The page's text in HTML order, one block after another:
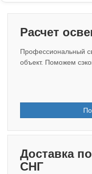
Расчет
Профессиональный
объект. Поможем
Доставка
СНГ